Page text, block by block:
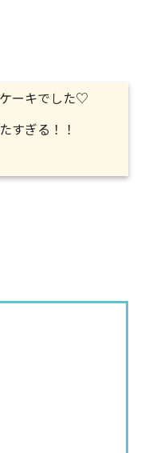
ーキでした♡
すぎる！！